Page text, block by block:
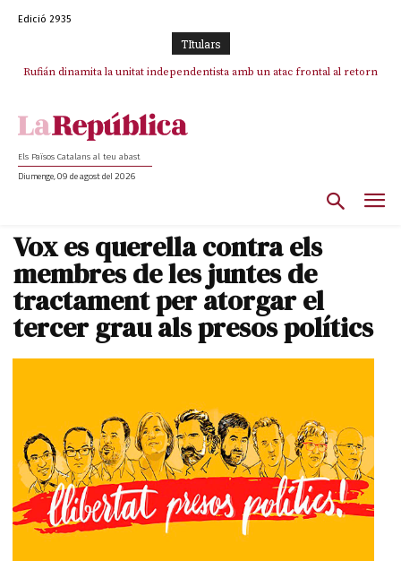
Edició 2935
TItulars
Rufián dinamita la unitat independentista amb un atac frontal al retorn
Els Països Catalans al teu abast
Diumenge, 09 de agost del 2026
Vox es querella contra els
membres de les juntes de
tractament per atorgar el
tercer grau als presos polítics